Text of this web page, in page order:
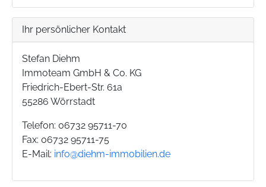
Ihr persönlicher Kontakt
Stefan Diehm
Immoteam GmbH & Co. KG
Friedrich-Ebert-Str. 61a
55286 Wörrstadt
Telefon: 06732 95711-70
Fax: 06732 95711-75
E-Mail: info@diehm-immobilien.de